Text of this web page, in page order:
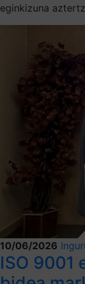
eginkizuna
10/06/2026
ISO 9001